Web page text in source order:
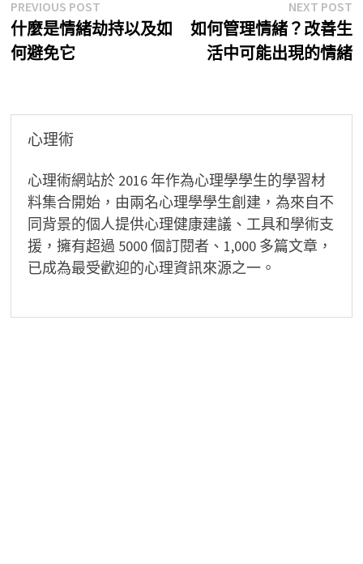
文
章
導
PREVIOUS POSTPrevious
post:
什麼是情緒劫持以及如
何避免它
NEXT POST
如何管理情緒？改善生
活中可能出現的情緒
心理術
心理術網站於 2016 年作為心理學學生的學習材
料集合開始，由兩名心理學學生創建，為來自不
同背景的個人提供心理健康建議、工具和學術支
援，擁有超過 5000 個訂閱者、1,000 多篇文章，
已成為最受歡迎的心理資訊來源之一。